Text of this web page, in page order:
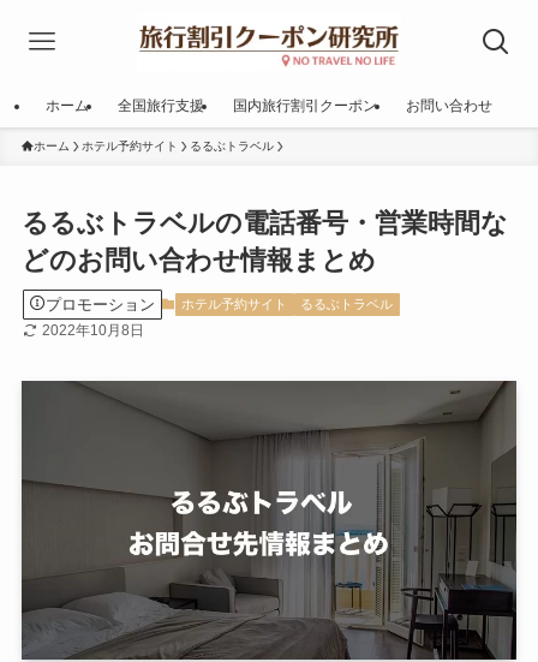
ホーム 全国旅行支援 国内旅行割引クーポン お問い合わせ
ホーム ホテル予約サイト るるぶトラベル
るるぶトラベルの電話番号・営業時間な
どのお問い合わせ情報まとめ
プロモーション ホテル予約サイト るるぶトラベル
2022年10月8日